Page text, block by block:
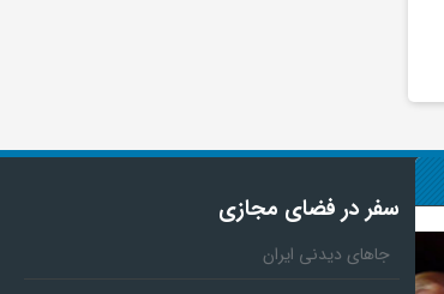
سفر در فضای مجازی
جاهای دیدنی ایران